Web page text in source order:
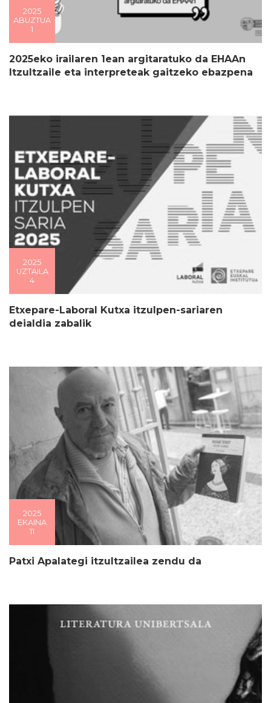
2025
ABUZTUA
1
2025eko irailaren 1ean argitaratuko da EHAAn
Itzultzaile eta interpreteak gaitzeko ebazpena
2025
UZTAILA
4
Etxepare-Laboral Kutxa itzulpen-sariaren
deialdia zabalik
2025
EKAINA
11
Patxi Apalategi itzultzailea zendu da